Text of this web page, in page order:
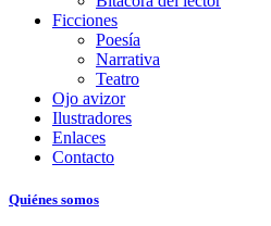
Ficciones
Poesía
Narrativa
Teatro
Ojo avizor
Ilustradores
Enlaces
Contacto
Quiénes somos